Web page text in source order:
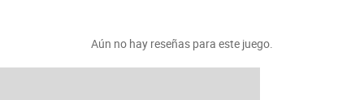
Aún no hay reseñas para este juego.